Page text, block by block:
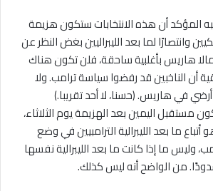
المؤكد أن هذه الانتخابات ستكون هزيمة
وانتصارًا لما بعد الليبراليين بغض النظر عن
هاريس بأغلبية ساحقة، فلن تكون هناك
أن الناخبين قد رفضوا سياسة ترامب. ولا
في هاريس. (حسنا، لا أحد تقريبا.)
مستقبل اليمين بعد الهزيمة يوم الثلاثاء،
ما بعد الليبرالية الترامبيين في وضع
وليس ما إذا كانت ما بعد الليبرالية نفسها
من الواضح أنه ليس كذلك.